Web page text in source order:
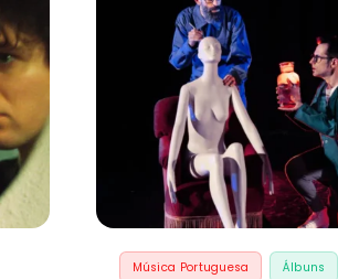
Música Portuguesa Álbuns